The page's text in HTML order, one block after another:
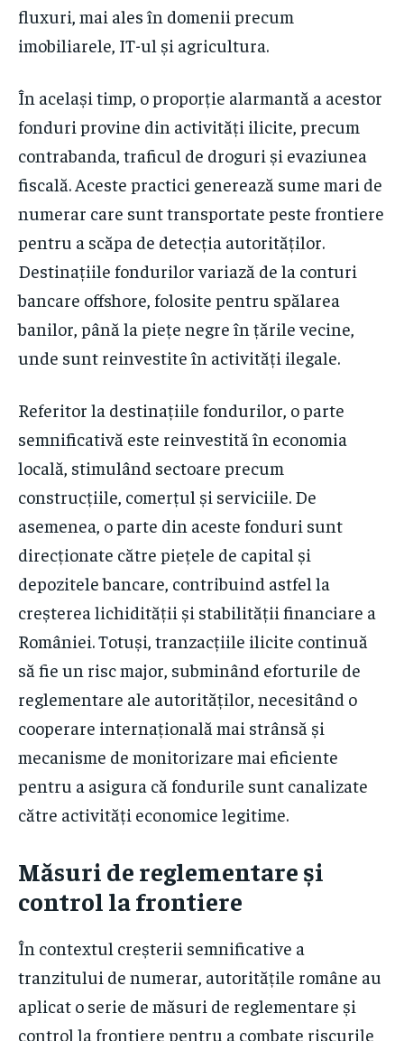
fluxuri, mai ales în domenii precum
imobiliarele, IT-ul și agricultura.
În același timp, o proporție alarmantă a acestor
fonduri provine din activități ilicite, precum
contrabanda, traficul de droguri și evaziunea
fiscală. Aceste practici generează sume mari de
numerar care sunt transportate peste frontiere
pentru a scăpa de detecția autorităților.
Destinațiile fondurilor variază de la conturi
bancare offshore, folosite pentru spălarea
banilor, până la piețe negre în țările vecine,
unde sunt reinvestite în activități ilegale.
Referitor la destinațiile fondurilor, o parte
semnificativă este reinvestită în economia
locală, stimulând sectoare precum
construcțiile, comerțul și serviciile. De
asemenea, o parte din aceste fonduri sunt
direcționate către piețele de capital și
depozitele bancare, contribuind astfel la
creșterea lichidității și stabilității financiare a
României. Totuși, tranzacțiile ilicite continuă
să fie un risc major, subminând eforturile de
reglementare ale autorităților, necesitând o
cooperare internațională mai strânsă și
mecanisme de monitorizare mai eficiente
pentru a asigura că fondurile sunt canalizate
către activități economice legitime.
Măsuri de reglementare și
control la frontiere
În contextul creșterii semnificative a
tranzitului de numerar, autoritățile române au
aplicat o serie de măsuri de reglementare și
control la frontiere pentru a combate riscurile